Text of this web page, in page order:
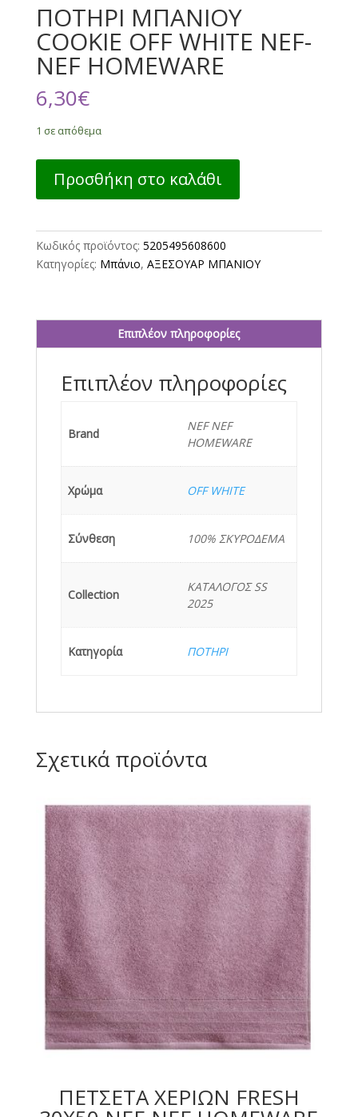
ΠΟΤΗΡΙ ΜΠΑΝΙΟΥ
COOKIE OFF WHITE NEF-
NEF HOMEWARE
6,30€
1 σε απόθεμα
ΜΠΑΝΙΟΥ
COOKIE
WHITE
NEF-
Προσθήκη στο καλάθι
Κωδικός προϊόντος: 5205495608600
Κατηγορίες: Μπάνιο, ΑΞΕΣΟΥΑΡ ΜΠΑΝΙΟΥ
Επιπλέον πληροφορίες
Επιπλέον πληροφορίες
Brand
NEF NEF
HOMEWARE
Χρώμα OFF WHITE
Σύνθεση 100% ΣΚΥΡΟΔΕΜΑ
Collection
ΚΑΤΑΛΟΓΟΣ SS
2025
Κατηγορία ΠΟΤΗΡΙ
Σχετικά προϊόντα
ΠΕΤΣΕΤΑ ΧΕΡΙΩΝ FRESH